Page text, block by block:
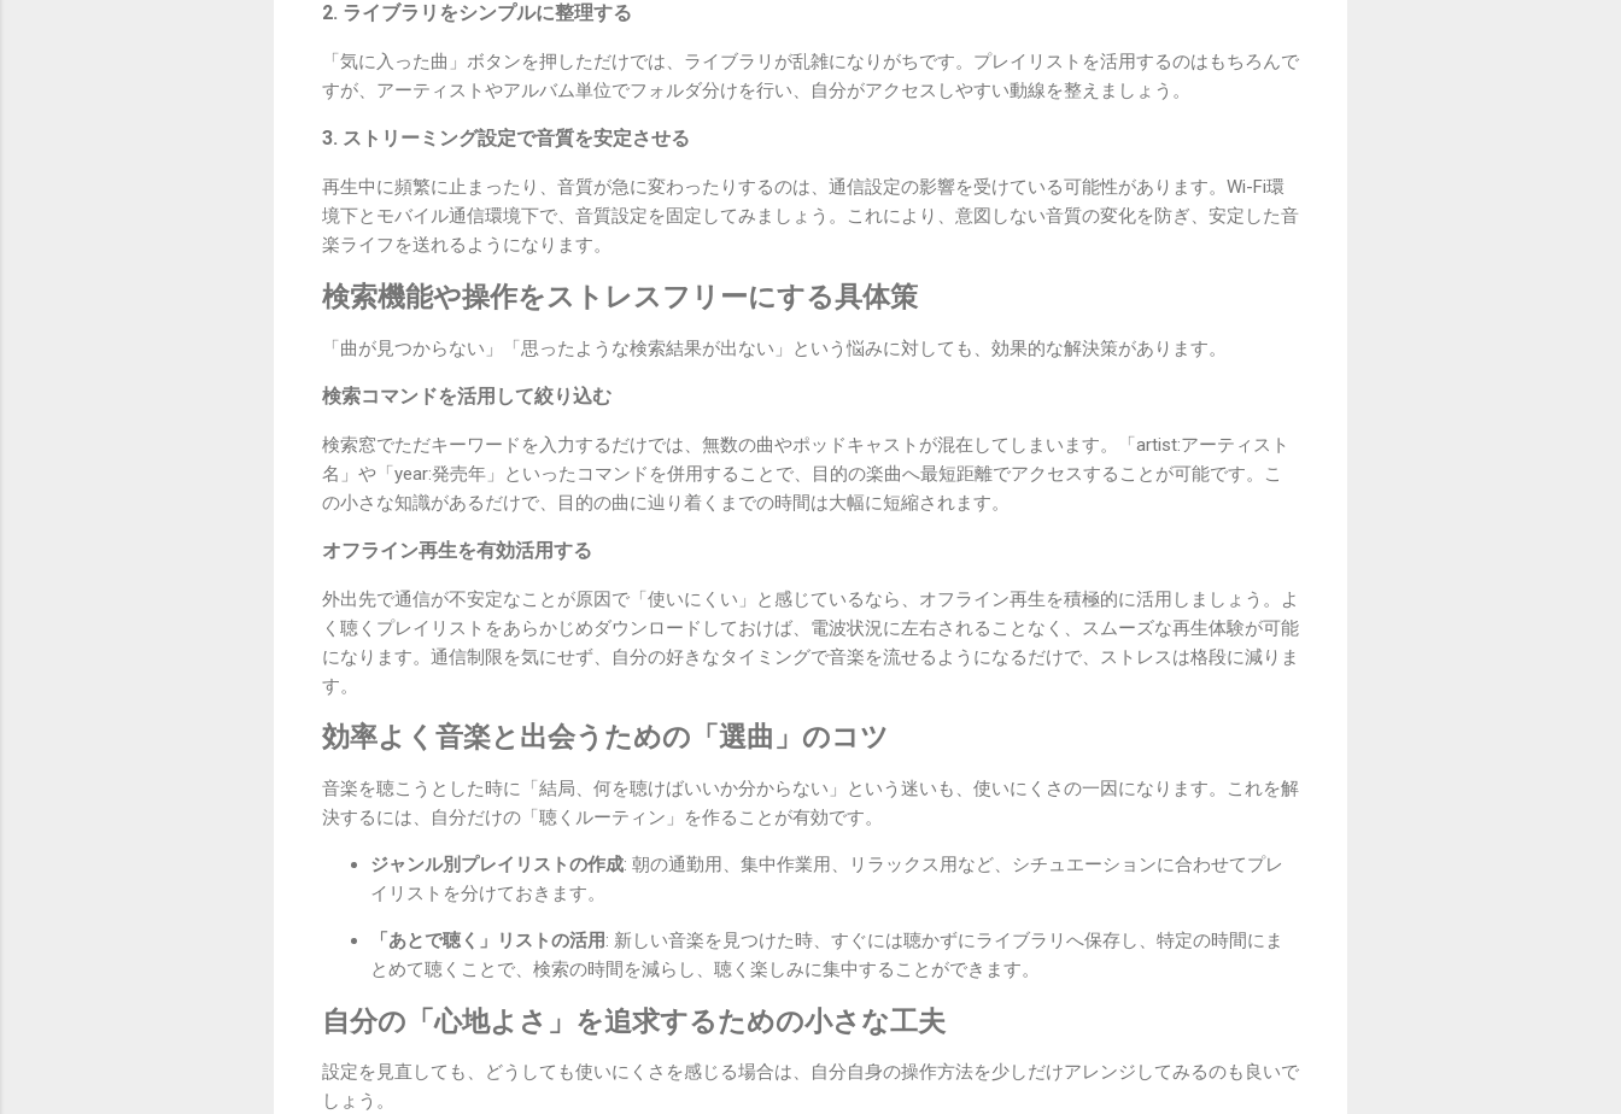
2. ライブラリをシンプルに整理する
「気に入った曲」ボタンを押しただけでは、ライブラリが乱雑になりがちです。プレイリストを活用するのはもちろんで
すが、アーティストやアルバム単位でフォルダ分けを行い、自分がアクセスしやすい動線を整えましょう。
3. ストリーミング設定で音質を安定させる
再生中に頻繁に止まったり、音質が急に変わったりするのは、通信設定の影響を受けている可能性があります。Wi-Fi環
境下とモバイル通信環境下で、音質設定を固定してみましょう。これにより、意図しない音質の変化を防ぎ、安定した音
楽ライフを送れるようになります。
検索機能や操作をストレスフリーにする具体策
「曲が見つからない」「思ったような検索結果が出ない」という悩みに対しても、効果的な解決策があります。
検索コマンドを活用して絞り込む
検索窓でただキーワードを入力するだけでは、無数の曲やポッドキャストが混在してしまいます。「artist:アーティスト
名」や「year:発売年」といったコマンドを併用することで、目的の楽曲へ最短距離でアクセスすることが可能です。こ
の小さな知識があるだけで、目的の曲に辿り着くまでの時間は大幅に短縮されます。
オフライン再生を有効活用する
外出先で通信が不安定なことが原因で「使いにくい」と感じているなら、オフライン再生を積極的に活用しましょう。よ
く聴くプレイリストをあらかじめダウンロードしておけば、電波状況に左右されることなく、スムーズな再生体験が可能
になります。通信制限を気にせず、自分の好きなタイミングで音楽を流せるようになるだけで、ストレスは格段に減りま
す。
効率よく音楽と出会うための「選曲」のコツ
音楽を聴こうとした時に「結局、何を聴けばいいか分からない」という迷いも、使いにくさの一因になります。これを解
決するには、自分だけの「聴くルーティン」を作ることが有効です。
ジャンル別プレイリストの作成: 朝の通勤用、集中作業用、リラックス用など、シチュエーションに合わせてプレ
イリストを分けておきます。
「あとで聴く」リストの活用: 新しい音楽を見つけた時、すぐには聴かずにライブラリへ保存し、特定の時間にま
とめて聴くことで、検索の時間を減らし、聴く楽しみに集中することができます。
自分の「心地よさ」を追求するための小さな工夫
設定を見直しても、どうしても使いにくさを感じる場合は、自分自身の操作方法を少しだけアレンジしてみるのも良いで
しょう。